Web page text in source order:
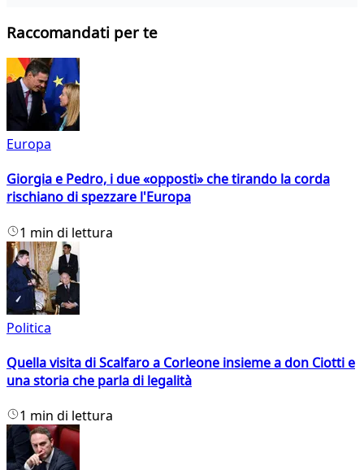
Raccomandati per te
Europa
Giorgia e Pedro, i due «opposti» che tirando la corda
rischiano di spezzare l'Europa
1 min di lettura
Politica
Quella visita di Scalfaro a Corleone insieme a don Ciotti e
una storia che parla di legalità
1 min di lettura